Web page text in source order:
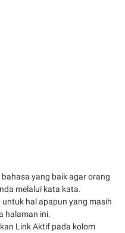
yang baik agar orang
melalui kata kata.
hal apapun yang masih
halaman ini.
Link Aktif pada kolom